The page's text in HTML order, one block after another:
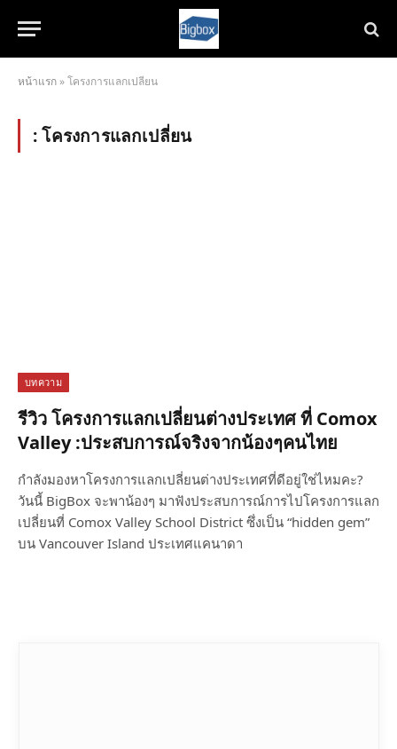
หน้าแรก »โครงการแลกเปลี่ยน
:โครงการแลกเปลี่ยน
บทความ
รีวิว โครงการแลกเปลี่ยนต่างประเทศ ที่ Comox
Valley :ประสบการณ์จริงจากน้องๆคนไทย
กำลังมองหาโครงการแลกเปลี่ยนต่างประเทศที่ดีอยู่ใช่ไหมคะ?
วันนี้ BigBox จะพาน้องๆ มาฟังประสบการณ์การไปโครงการแลก
เปลี่ยนที่ Comox Valley School District ซึ่งเป็น “hidden gem”
บน Vancouver Island ประเทศแคนาดา